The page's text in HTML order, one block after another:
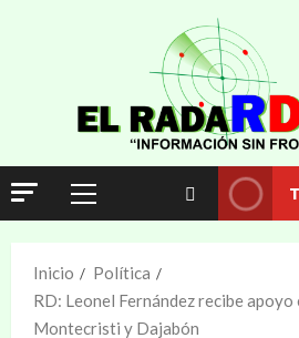
Inicio
Política
RD: Leonel Fernández recibe
Montecristi y Dajabón